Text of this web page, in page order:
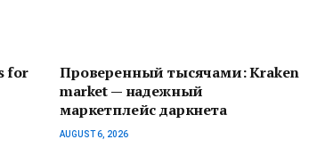
for
Проверенный тысячами: Kraken
market — надежный
маркетплейс даркнета
AUGUST 6, 2026